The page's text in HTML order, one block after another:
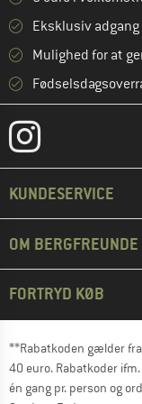
Eksklusiv
Mulighed for at
KUNDESERVICE
OM BERGFREUNDE
FORTRYD KØB
**Rabatkoden gælder
40 euro. Rabatkoder
én gang pr. person og